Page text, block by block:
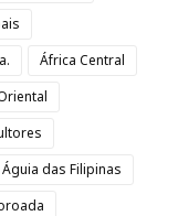
África Central
Águia das Filipinas